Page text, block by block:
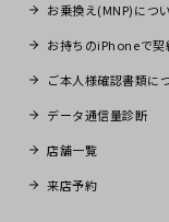
お乗換え(MNP)につ
お持ちのiPhoneで契
ご本人様確認書類に
データ通信量診断
店舗一覧
来店予約